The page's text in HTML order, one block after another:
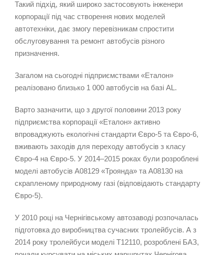
Такий підхід, який широко застосовують інженери
корпорації під час створення нових моделей
автотехніки, дає змогу перевізникам спростити
обслуговування та ремонт автобусів різного
призначення.
Загалом на сьогодні підприємствами «Еталон»
реалізовано близько 1 000 автобусів на базі AL.
Варто зазначити, що з другої половини 2013 року
підприємства корпорації «Еталон» активно
впроваджують екологічні стандарти Євро-5 та Євро-6,
вживають заходів для переходу автобусів з класу
Євро-4 на Євро-5. У 2014–2015 роках були розроблені
моделі автобусів А08129 «Троянда» та А08130 на
скрапленому природному газі (відповідають стандарту
Євро-5).
У 2010 році на Чернігівському автозаводі розпочалась
підготовка до виробництва сучасних тролейбусів. А з
2014 року тролейбуси моделі Т12110, розроблені БАЗ,